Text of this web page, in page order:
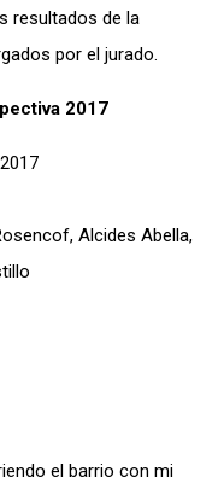
resultados de la
por el jurado.
2017
Alcides Abella,
el barrio con mi